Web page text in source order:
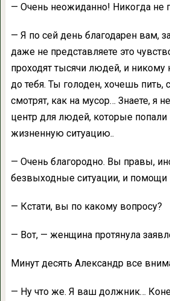
— Очень неожиданно! Никогда не
— Я по сей день благодарен вам,
даже не представляете это
проходят тысячи людей, и никому
до тебя. Ты голоден, хочешь пить,
смотрят, как на мусор… Знаете, я
центр для людей, которые
жизненную ситуацию..
— Очень благородно. Вы правы,
безвыходные ситуации, и помощи
— Кстати, вы по какому вопросу?
— Вот, — женщина протянула
Минут десять Александр все
— Ну что же. Я ваш должник…